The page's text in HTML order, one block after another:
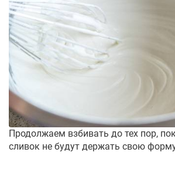
Продолжаем взбивать до тех пор,
сливок не будут держать свою